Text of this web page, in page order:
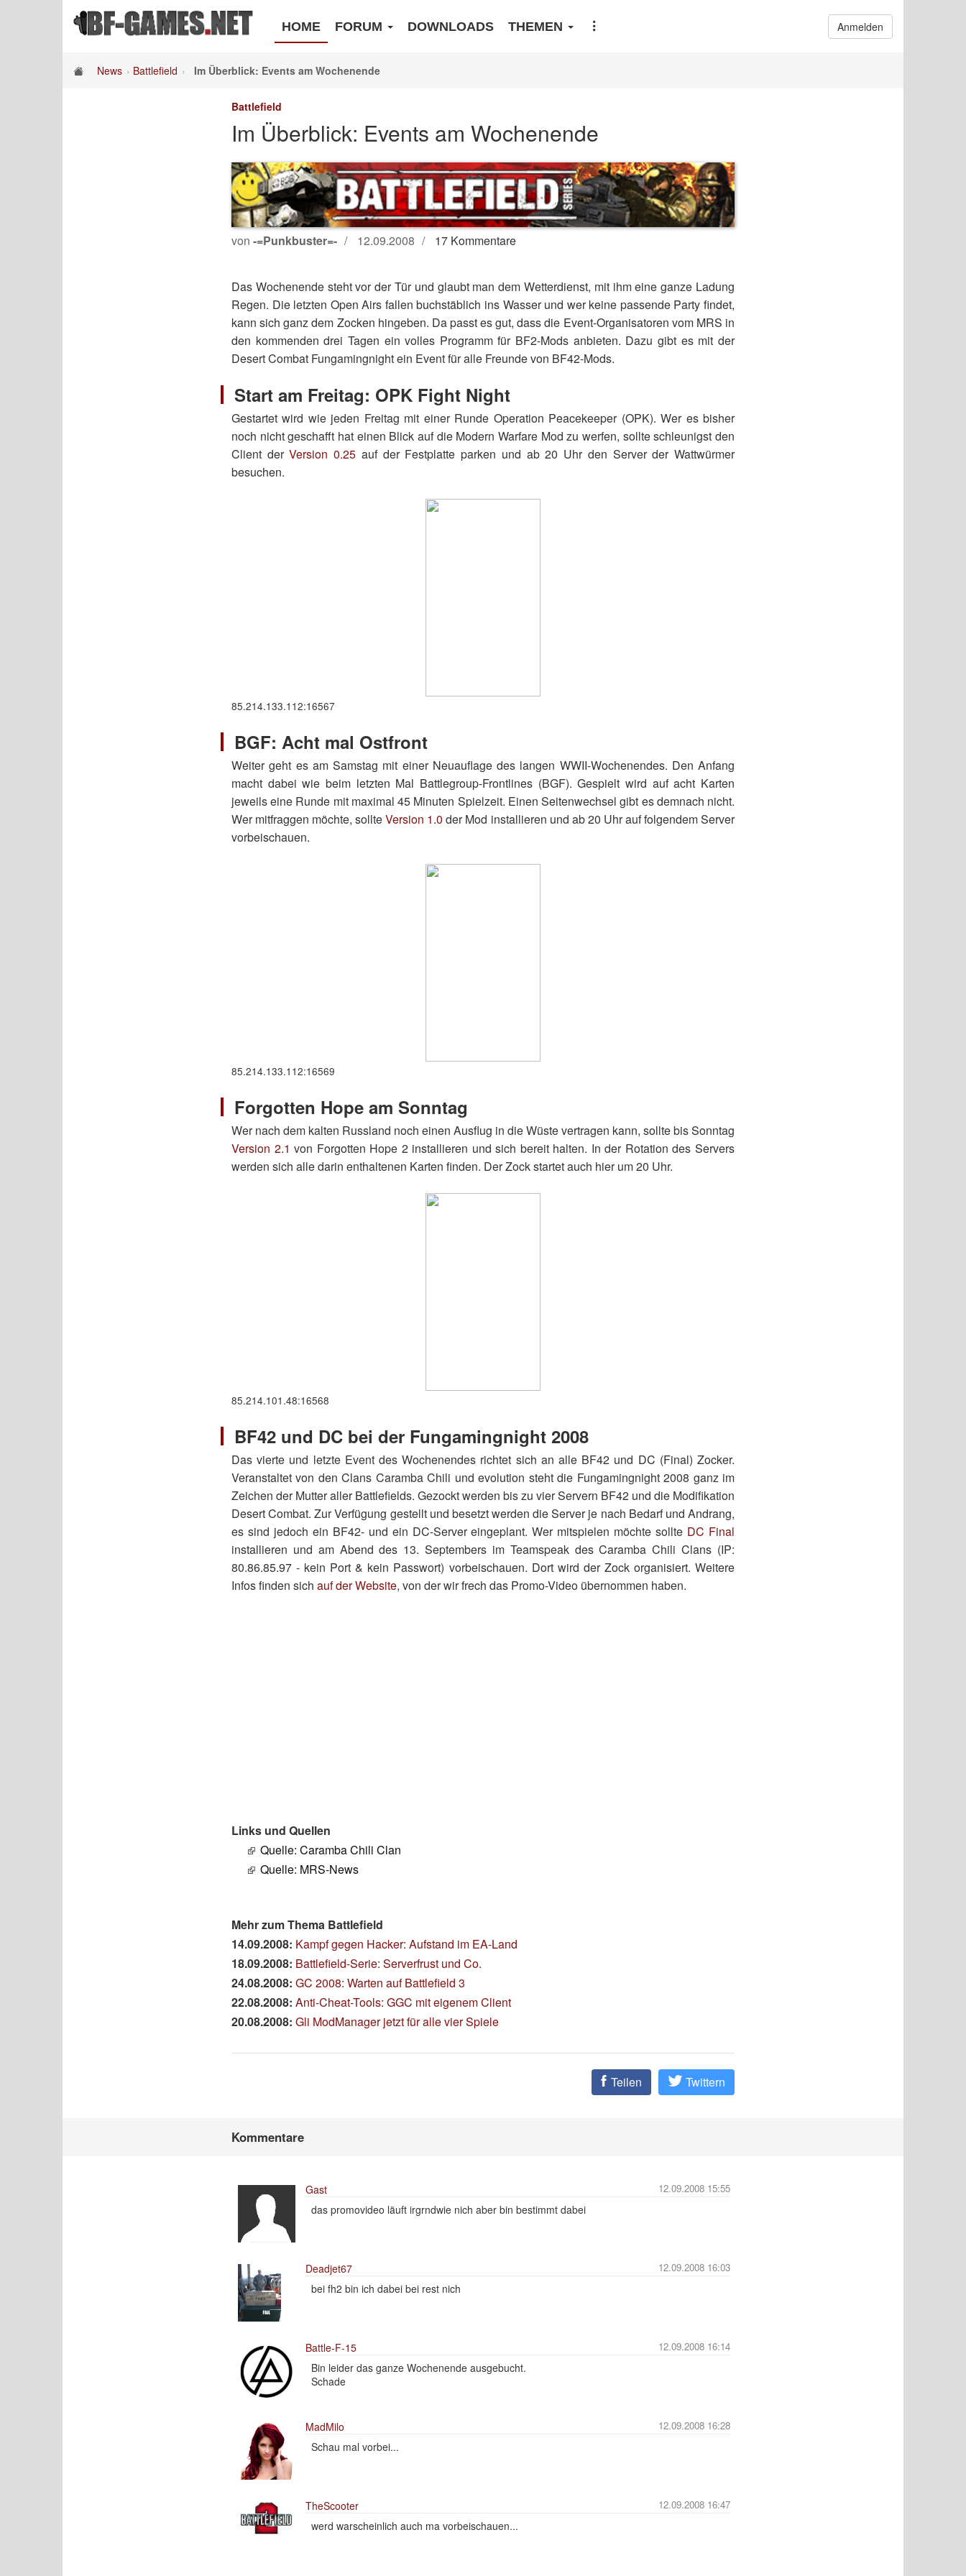
HOME FORUM DOWNLOADS THEMEN Anmelden
News Battlefield Im Überblick: Events am Wochenende
Battlefield
Im Überblick: Events am Wochenende
von -=Punkbuster=- 12.09.2008 17 Kommentare
Das Wochenende steht vor der Tür und glaubt man dem Wetterdienst, mit ihm eine ganze Ladung
Regen. Die letzten Open Airs fallen buchstäblich ins Wasser und wer keine passende Party findet,
kann sich ganz dem Zocken hingeben. Da passt es gut, dass die Event-Organisatoren vom MRS in
den kommenden drei Tagen ein volles Programm für BF2-Mods anbieten. Dazu gibt es mit der
Desert Combat Fungamingnight ein Event für alle Freunde von BF42-Mods.
Start am Freitag: OPK Fight Night
Gestartet wird wie jeden Freitag mit einer Runde Operation Peacekeeper (OPK). Wer es bisher
noch nicht geschafft hat einen Blick auf die Modern Warfare Mod zu werfen, sollte schleunigst den
Client derVersion 0.25 auf der Festplatte parken und ab 20 Uhr den Server der Wattwürmer
besuchen.
85.214.133.112:16567
BGF: Acht mal Ostfront
Weiter geht es am Samstag mit einer Neuauflage des langen WWII-Wochenendes. Den Anfang
macht dabei wie beim letzten Mal Battlegroup-Frontlines (BGF). Gespielt wird auf acht Karten
jeweils eine Runde mit maximal 45 Minuten Spielzeit. Einen Seitenwechsel gibt es demnach nicht.
Wer mitfraggen möchte, sollteVersion 1.0 der Mod installieren und ab 20 Uhr auf folgendem Server
vorbeischauen.
85.214.133.112:16569
Forgotten Hope am Sonntag
Wer nach dem kalten Russland noch einen Ausflug in die Wüste vertragen kann, sollte bis Sonntag
Version 2.1 von Forgotten Hope 2 installieren und sich bereit halten. In der Rotation des Servers
werden sich alle darin enthaltenen Karten finden. Der Zock startet auch hier um 20 Uhr.
85.214.101.48:16568
BF42 und DC bei der Fungamingnight 2008
Das vierte und letzte Event des Wochenendes richtet sich an alle BF42 und DC (Final) Zocker.
Veranstaltet von den Clans Caramba Chili und evolution steht die Fungamingnight 2008 ganz im
Zeichen der Mutter aller Battlefields. Gezockt werden bis zu vier Servern BF42 und die Modifikation
Desert Combat. Zur Verfügung gestellt und besetzt werden die Server je nach Bedarf und Andrang,
es sind jedoch ein BF42- und ein DC-Server eingeplant. Wer mitspielen möchte sollte DC Final
installieren und am Abend des 13. Septembers im Teamspeak des Caramba Chili Clans (IP:
80.86.85.97 - kein Port & kein Passwort) vorbeischauen. Dort wird der Zock organisiert. Weitere
Infos finden sich auf der Website, von der wir frech das Promo-Video übernommen haben.
Links und Quellen
Quelle: Caramba Chili Clan
Quelle: MRS-News
Mehr zum Thema Battlefield
14.09.2008: Kampf gegen Hacker: Aufstand im EA-Land
18.09.2008: Battlefield-Serie: Serverfrust und Co.
24.08.2008: GC 2008: Warten auf Battlefield 3
22.08.2008: Anti-Cheat-Tools: GGC mit eigenem Client
20.08.2008: Gli ModManager jetzt für alle vier Spiele
Teilen Twittern
Kommentare
12.09.2008 15:55
Gast
das promovideo läuft irgrndwie nich aber bin bestimmt dabei
12.09.2008 16:03
Deadjet67
bei fh2 bin ich dabei bei rest nich
12.09.2008 16:14
Battle-F-15
Bin leider das ganze Wochenende ausgebucht.
Schade
12.09.2008 16:28
MadMilo
Schau mal vorbei...
12.09.2008 16:47
TheScooter
werd warscheinlich auch ma vorbeischauen...